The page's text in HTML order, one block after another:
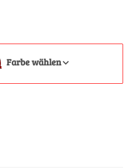
Farbe wählen